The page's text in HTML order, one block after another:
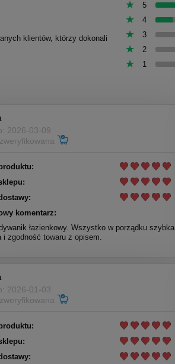
klientów, którzy dokonali
5
4
3
2
1
2026-03-09
komentarz:
łazienkowy. Wszystko w porządku szybka
i zgodność towaru z opisem.
2026-01-03